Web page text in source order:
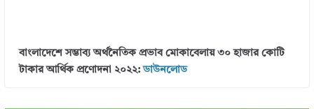
বাংলাদেশে সম্ভাব্য অর্থনৈতিক প্রভাব মােকাবেলায় ৩০ হাজার কোটি
টাকার আর্থিক প্রণোদনা ২০২২:ডাউনলোড